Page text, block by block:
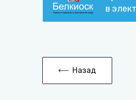
в
Назад